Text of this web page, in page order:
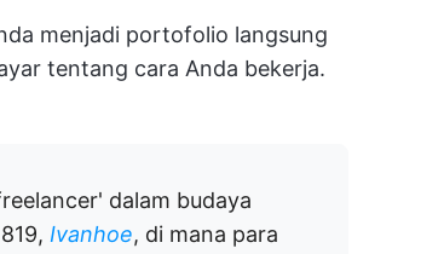
menjadi portofolio langsung
tentang cara Anda bekerja.
dalam budaya
Ivanhoe, di mana para